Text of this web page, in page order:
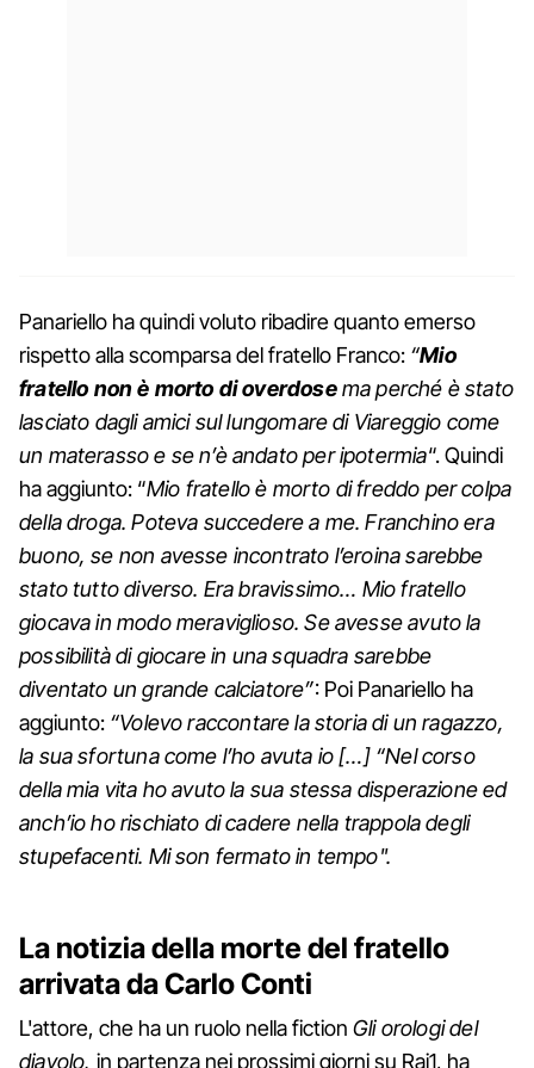
Panariello ha quindi voluto ribadire quanto emerso
rispetto alla scomparsa del fratello Franco: “Mio
fratello non è morto di overdosema perché è stato
lasciato dagli amici sul lungomare di Viareggio come
un materasso e se n’è andato per ipotermia“. Quindi
ha aggiunto: “Mio fratello è morto di freddo per colpa
della droga. Poteva succedere a me. Franchino era
buono, se non avesse incontrato l’eroina sarebbe
stato tutto diverso. Era bravissimo… Mio fratello
giocava in modo meraviglioso. Se avesse avuto la
possibilità di giocare in una squadra sarebbe
diventato un grande calciatore”: Poi Panariello ha
aggiunto: “Volevo raccontare la storia di un ragazzo,
la sua sfortuna come l’ho avuta io […] “Nel corso
della mia vita ho avuto la sua stessa disperazione ed
anch’io ho rischiato di cadere nella trappola degli
stupefacenti. Mi son fermato in tempo".
La notizia della morte del fratello
arrivata da Carlo Conti
L'attore, che ha un ruolo nella fiction Gli orologi del
diavolo, in partenza nei prossimi giorni su Rai1, ha